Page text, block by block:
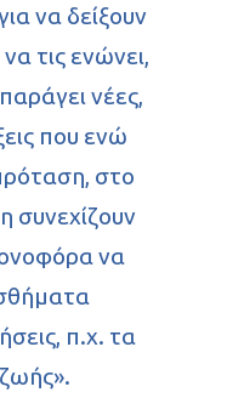
να δείξουν
τις ενώνει,
νέες,
που ενώ
στο
συνεχίζουν
να
π.χ. τα